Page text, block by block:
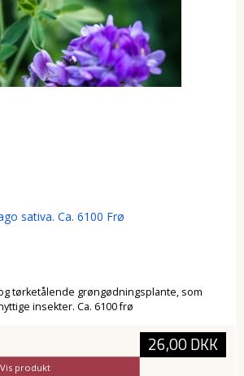
sativa. Ca. 6100 Frø
tørketålende grøngødningsplante, som
insekter. Ca. 6100 frø
26,00 DKK
Vis produkt